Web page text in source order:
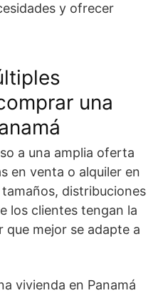
y ofrecer
una
a una amplia oferta
en venta o alquiler en
distribuciones
los clientes tengan la
que mejor se adapte a
vivienda en Panamá